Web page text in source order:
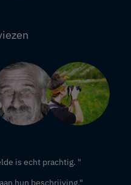
is echt prachtig. "
hun beschrijving."